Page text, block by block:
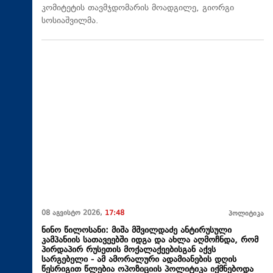
კომიტეტის თავმჯდომარის მოადგილე, გიორგი
სოსიაშვილმა.
08 აგვისტო 2026, 17:48 პოლიტიკა
ნინო წილოსანი: მიშა მშვილდაძე ანტირუსული
კამპანიის სათავეებში იდგა და ახლა აღმოჩნდა, რომ
პირდაპირ რუსეთის მოქალაქეებისგან აქვს
სარგებელი - ამ ამორალური ადამიანების დღის
წესრიგით წლებია ოპოზიციის პოლიტიკა იქმნებოდა